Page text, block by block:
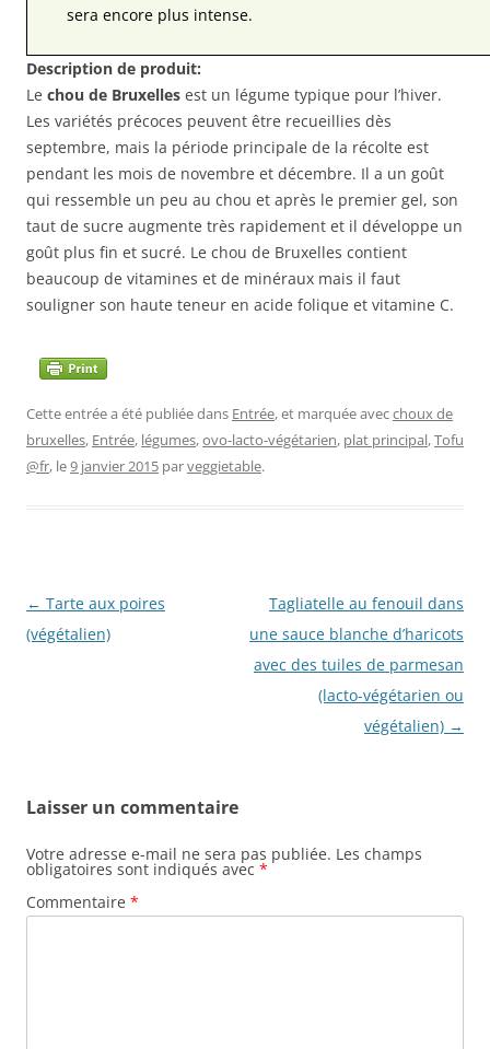
sera encore plus intense.
Description de produit:
Le chou de Bruxelles est un légume typique pour l’hiver.
Les variétés précoces peuvent être recueillies dès
septembre, mais la période principale de la récolte est
pendant les mois de novembre et décembre. Il a un goût
qui ressemble un peu au chou et après le premier gel, son
taut de sucre augmente très rapidement et il développe un
goût plus fin et sucré. Le chou de Bruxelles contient
beaucoup de vitamines et de minéraux mais il faut
souligner son haute teneur en acide folique et vitamine C.
Cette entrée a été publiée dans Entrée, et marquée avecchoux de
bruxelles, Entrée, légumes,ovo-lacto-végétarien, plat principal,Tofu
@fr, le9 janvier 2015 parveggietable.
Navigation
des
← Tarte aux poires
(végétalien)
Tagliatelle au fenouil dans
une sauce blanche d’haricots
avec des tuiles de parmesan
(lacto-végétarien ou
végétalien) →
Laisser un commentaire
Votre adresse e-mail ne sera pas publiée. Les champs
obligatoires sont indiqués avec *
Commentaire *